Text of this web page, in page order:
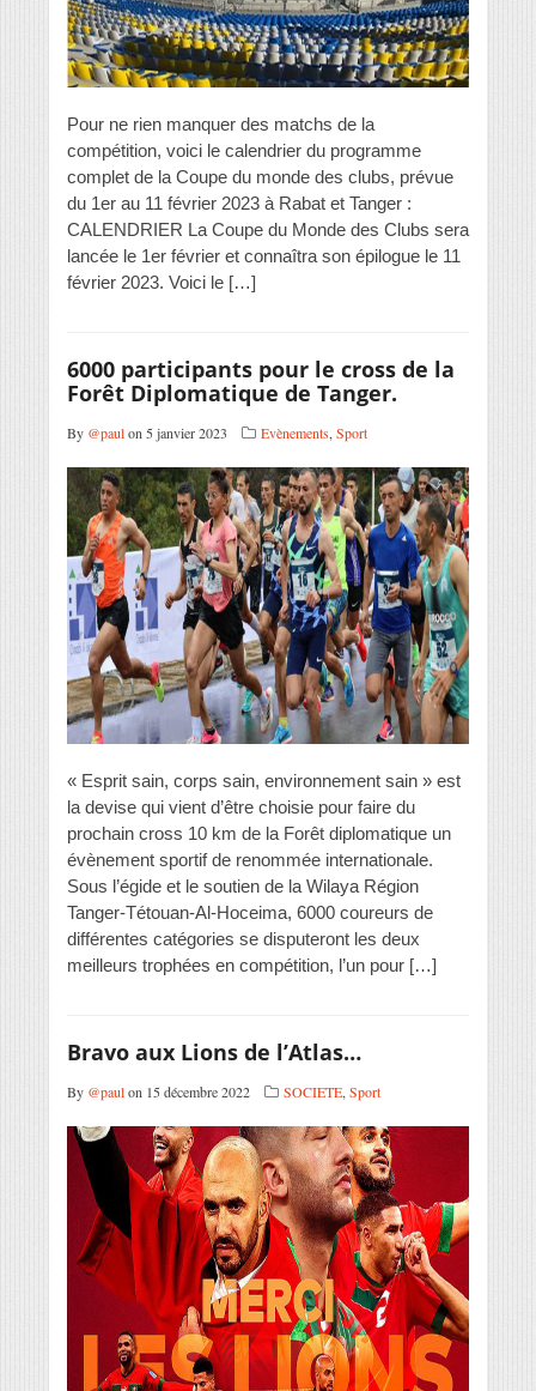
Pour ne rien manquer des matchs de la
compétition, voici le calendrier du programme
complet de la Coupe du monde des clubs, prévue
du 1er au 11 février 2023 à Rabat et Tanger :
CALENDRIER La Coupe du Monde des Clubs sera
lancée le 1er février et connaîtra son épilogue le 11
février 2023. Voici le […]
6000 participants pour le cross de la
Forêt Diplomatique de Tanger.
By @paulon 5 janvier 2023 Evènements, Sport
« Esprit sain, corps sain, environnement sain » est
la devise qui vient d’être choisie pour faire du
prochain cross 10 km de la Forêt diplomatique un
évènement sportif de renommée internationale.
Sous l’égide et le soutien de la Wilaya Région
Tanger-Tétouan-Al-Hoceima, 6000 coureurs de
différentes catégories se disputeront les deux
meilleurs trophées en compétition, l’un pour […]
Bravo aux Lions de l’Atlas…
By @paulon 15 décembre 2022 SOCIETE, Sport